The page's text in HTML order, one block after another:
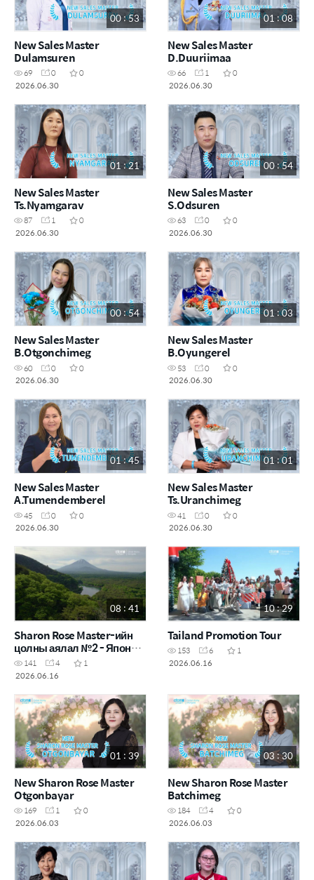
00 : 53
New Sales Master
Dulamsuren
69 0
0
2026.06.30
01 : 08
New Sales Master
D.Duuriimaa
66 1
0
2026.06.30
01 : 21
New Sales Master
Ts.Nyamgarav
87 1
0
2026.06.30
00 : 54
New Sales Master
S.Odsuren
63 0
0
2026.06.30
00 : 54
New Sales Master
B.Otgonchimeg
60 0
0
2026.06.30
01 : 03
New Sales Master
B.Oyungerel
53 0
0
2026.06.30
01 : 45
New Sales Master
A.Tumendemberel
45 0
0
2026.06.30
01 : 01
New Sales Master
Ts.Uranchimeg
41 0
0
2026.06.30
08 : 41
Sharon Rose Master-ийн
цолны аялал №2 - Япон
улс141 4
1
2026.06.16
10 : 29
Tailand Promotion Tour
153 6
1
2026.06.16
01 : 39
New Sharon Rose Master
Otgonbayar
169 1
0
2026.06.03
03 : 30
New Sharon Rose Master
Batchimeg
184 4
0
2026.06.03